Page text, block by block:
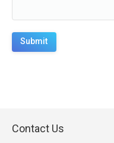
Submit
Contact Us